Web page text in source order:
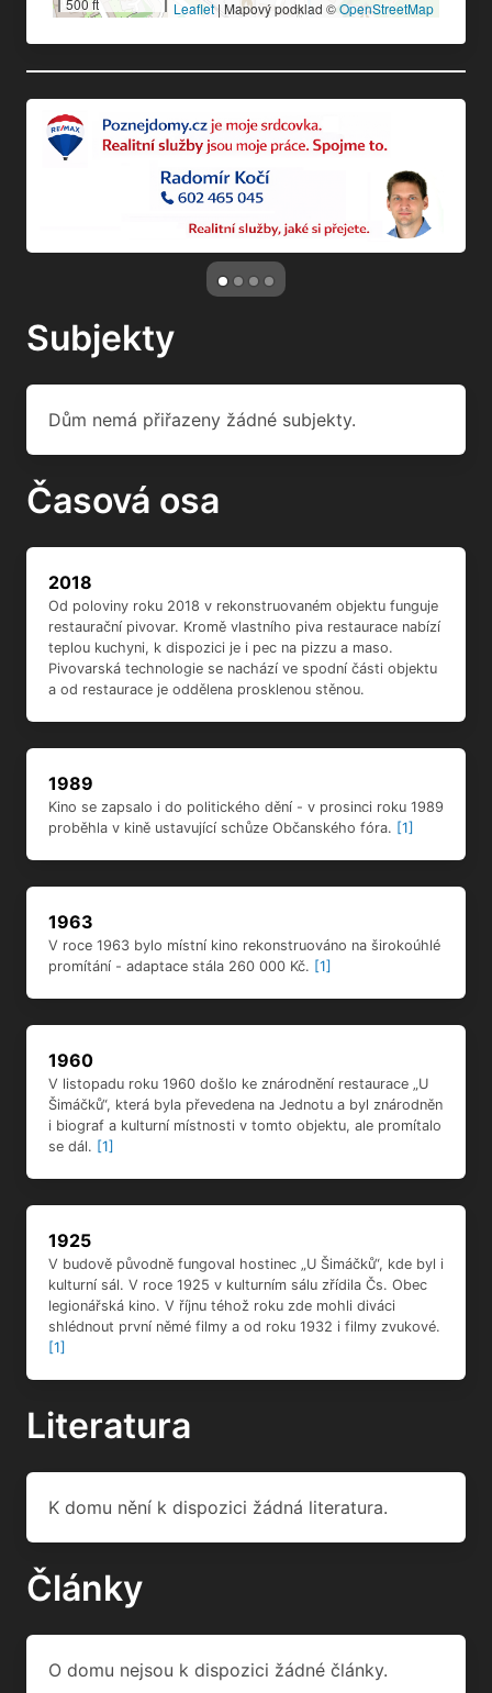
500 ft Leaflet| Mapový podklad ©OpenStreetMap
Subjekty
Dům nemá přiřazeny žádné subjekty.
Časová osa
2018
Od poloviny roku 2018 v rekonstruovaném objektu funguje
restaurační pivovar. Kromě vlastního piva restaurace nabízí
teplou kuchyni, k dispozici je i pec na pizzu a maso.
Pivovarská technologie se nachází ve spodní části objektu
a od restaurace je oddělena prosklenou stěnou.
1989
Kino se zapsalo i do politického dění - v prosinci roku 1989
proběhla v kině ustavující schůze Občanského fóra. [1]
1963
V roce 1963 bylo místní kino rekonstruováno na širokoúhlé
promítání - adaptace stála 260 000 Kč. [1]
1960
V listopadu roku 1960 došlo ke znárodnění restaurace „U
Šimáčků“, která byla převedena na Jednotu a byl znárodněn
i biograf a kulturní místnosti v tomto objektu, ale promítalo
se dál. [1]
1925
V budově původně fungoval hostinec „U Šimáčků“, kde byl i
kulturní sál. V roce 1925 v kulturním sálu zřídila Čs. Obec
legionářská kino. V říjnu téhož roku zde mohli diváci
shlédnout první němé filmy a od roku 1932 i filmy zvukové.
[1]
Literatura
K domu nění k dispozici žádná literatura.
Články
O domu nejsou k dispozici žádné články.